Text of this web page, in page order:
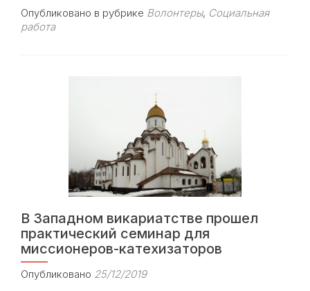
about
Опубликовано в рубрике Волонтеры, Социальная
работа
В Западном викариатстве прошел
практический семинар для
миссионеров-катехизаторов
Опубликовано 25/12/2019